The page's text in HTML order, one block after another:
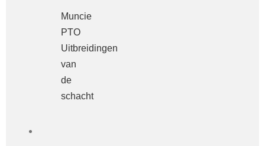
Muncie
PTO
Uitbreidingen
van
de
schacht